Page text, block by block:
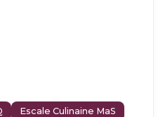
Escale Culinaine MaS